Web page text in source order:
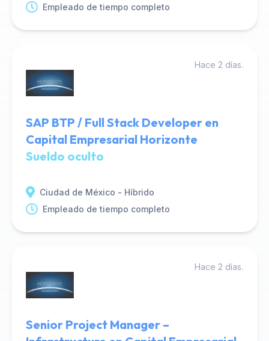
Empleado de tiempo completo
Hace 2 días.
SAP BTP / Full Stack Developer en
Capital Empresarial Horizonte
Sueldo oculto
Ciudad de México - Híbrido
Empleado de tiempo completo
Hace 2 días.
Senior Project Manager –